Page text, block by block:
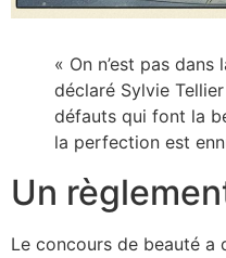
« On n’est pas
déclaré Sylvie
défauts qui font la
la perfection est
Un
Le concours de beauté